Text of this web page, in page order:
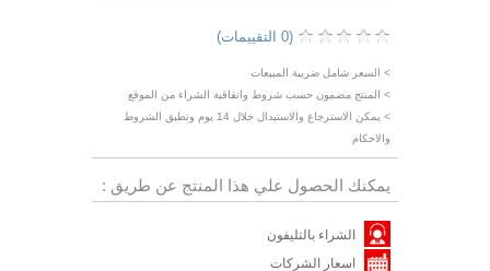
(0 التقييمات)
> السعر شامل ضريبة المبيعات
> المنتج مضمون حسب شروط واتفاقية الشراء من الموقع
> يمكن الاسترجاع والاستبدال خلال 14 يوم وتطبق الشروط
والاحكام
يمكنك الحصول علي هذا المنتج عن طريق :
الشراء بالتليفون
اسعار الشركات